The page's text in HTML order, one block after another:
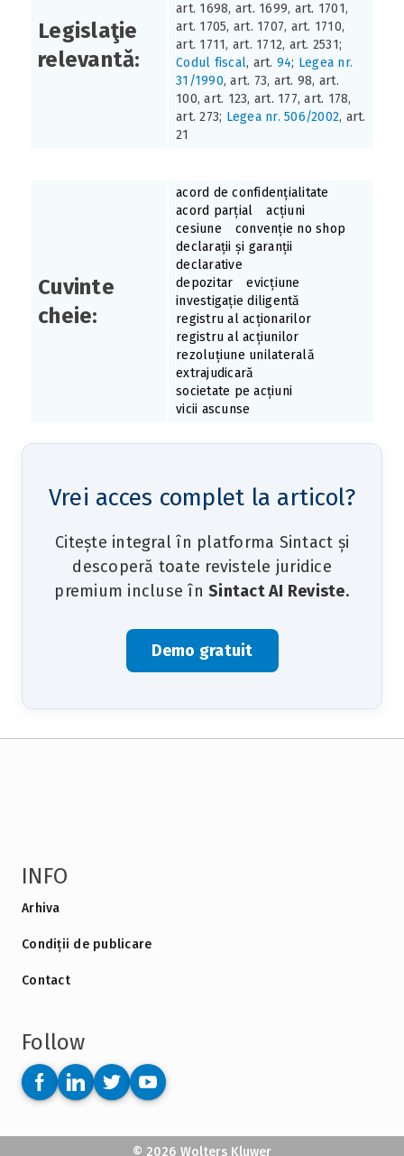
Legislaţie
relevantă:
art. 1698, art. 1699, art. 1701,
art. 1705, art. 1707, art. 1710,
art. 1711, art. 1712, art. 2531;
Codul fiscal, art. 94; Legea nr.
31/1990, art. 73, art. 98, art.
100, art. 123, art. 177, art. 178,
art. 273; Legea nr. 506/2002, art.
21
Cuvinte
cheie:
acord de confidențialitate
acord parțial
acțiuni
cesiune
convenție no shop
declarații și garanții
declarative
depozitar
evicțiune
investigație diligentă
registru al acționarilor
registru al acțiunilor
rezoluțiune unilaterală
extrajudicară
societate pe acțiuni
vicii ascunse
Vrei acces complet la articol?
Citește integral în platforma Sintact și
descoperă toate revistele juridice
premium incluse în Sintact AI Reviste.
Demo gratuit
INFO
Arhiva
Condiții de publicare
Contact
Follow
© 2026 Wolters Kluwer